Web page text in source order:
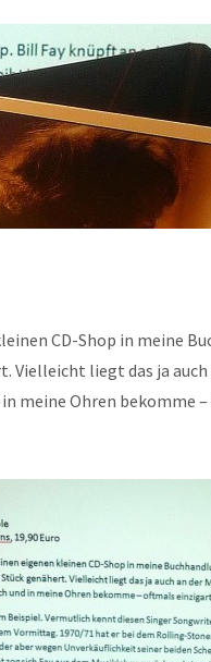
CD-Shop in meine
Vielleicht liegt das ja
meine Ohren bekomme